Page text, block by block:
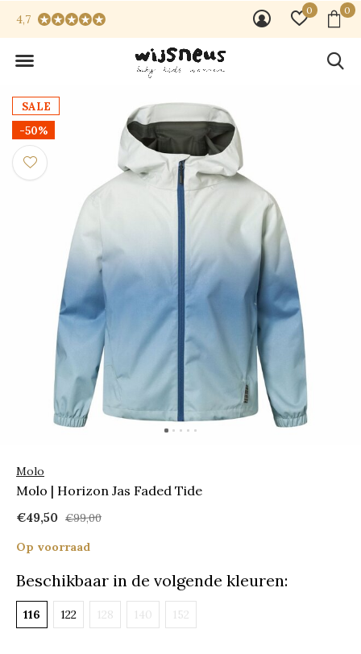
0 0
4,7
SALE
-50%
Molo
Molo | Horizon Jas Faded Tide
€49,50 €99,00
Op voorraad
Beschikbaar in de volgende kleuren:
116 122 128 140 152